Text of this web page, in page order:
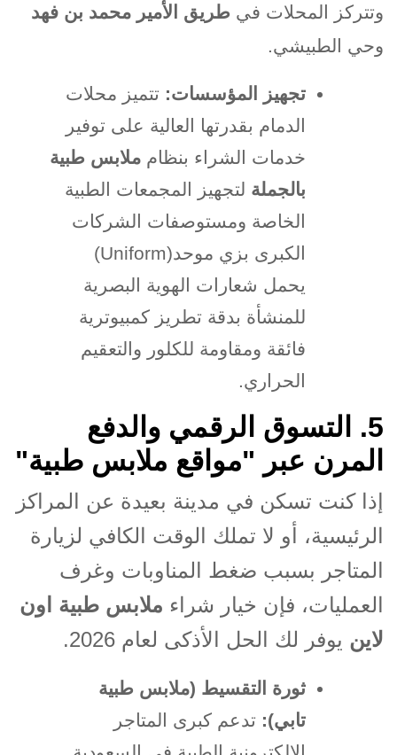
وتتركز المحلات في طريق الأمير محمد بن فهد
وحي الطبيشي.
تجهيز المؤسسات: تتميز محلات
الدمام بقدرتها العالية على توفير
خدمات الشراء بنظام ملابس طبية
بالجملة لتجهيز المجمعات الطبية
الخاصة ومستوصفات الشركات
الكبرى بزي موحد(Uniform)
يحمل شعارات الهوية البصرية
للمنشأة بدقة تطريز كمبيوترية
فائقة ومقاومة للكلور والتعقيم
الحراري.
.5
التسوق الرقمي والدفع
المرن عبر "مواقع ملابس طبية"
إذا كنت تسكن في مدينة بعيدة عن المراكز
الرئيسية، أو لا تملك الوقت الكافي لزيارة
المتاجر بسبب ضغط المناوبات وغرف
العمليات، فإن خيار شراء ملابس طبية اون
لاين يوفر لك الحل الأذكى لعام 2026 .
ثورة التقسيط (ملابس طبية
تابي): تدعم كبرى المتاجر